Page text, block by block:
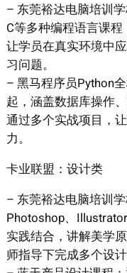
– 东莞裕达电脑培训
C等多种编程语言课
让学员在真实环境中
习问题。
– 黑马程序员Python
起，涵盖数据库操作
通过多个实战项目，
力。
卡业联盟：设计类
– 东莞裕达电脑培训
Photoshop、
实践结合，讲解美学
师指导下完成多个设